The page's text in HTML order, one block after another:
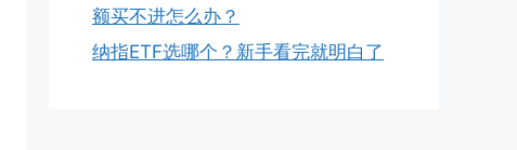
额买不进怎么办？
纳指ETF选哪个？新手看完就明白了